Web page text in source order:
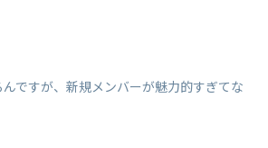
ですが、新規メンバーが魅力的すぎてな